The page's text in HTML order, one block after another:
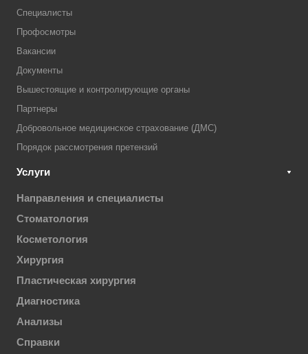
Специалисты
Профосмотры
Вакансии
Документы
Вышестоящие и контролирующие органы
Партнеры
Добровольное медицинское страхование (ДМС)
Порядок рассмотрения претензий
Услуги
Направления и специалисты
Стоматология
Косметология
Хирургия
Пластическая хирургия
Диагностика
Анализы
Справки